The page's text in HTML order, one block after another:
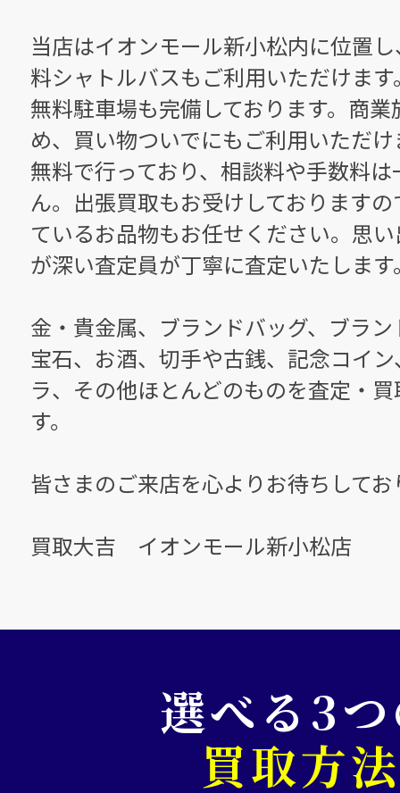
当店はイオンモール新小松内に位置
料シャトルバスもご利用いただけま
無料駐車場も完備しております。商
め、買い物ついでにもご利用いただ
無料で行っており、相談料や手数料
ん。出張買取もお受けしております
ているお品物もお任せください。思
が深い査定員が丁寧に査定いたします
金・貴金属、ブランドバッグ、ブラ
宝石、お酒、切手や古銭、記念コイ
ラ、その他ほとんどのものを査定・
す。
皆さまのご来店を心よりお待ちしてお
買取大吉 イオンモール新小松店
選べる3
買取方